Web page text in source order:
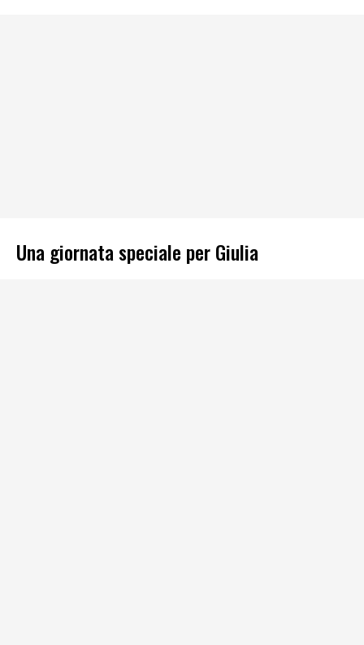
Una giornata speciale per Giulia